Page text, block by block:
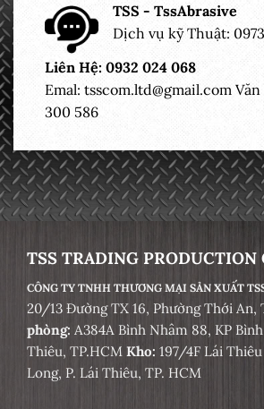
TSS - TssAbrasive
Dịch vụ kỹ Thuật:
Liên Hệ: 0932 024 068
Emal: tsscom.ltd@gmail.com
300 586
TSS TRADING PRODUCTION
CÔNG TY TNHH THƯƠNG MẠI SẢN XUẤT
20/13 Đường TX 16, Phường Thới An,
phòng: A384A Bình Nhâm 88, KP
Thiêu, TP.HCM Kho: 197/4F Lái
Long, P. Lái Thiêu, TP. HCM